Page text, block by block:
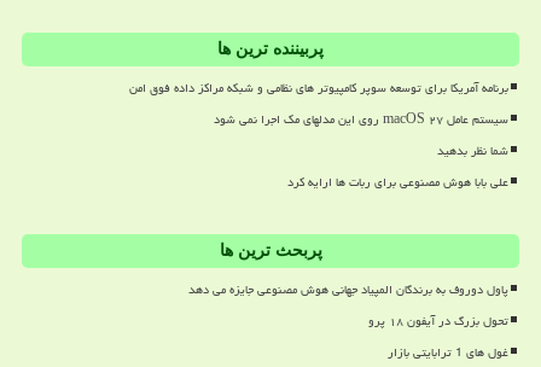
پربیننده ترین ها
برنامه آمریکا برای توسعه سوپر کامپیوتر های نظامی و شبکه مراکز داده فوق امن
سیستم عامل macOS ۲۷ روی این مدلهای مک اجرا نمی شود
شما نظر بدهید
علی بابا هوش مصنوعی برای ربات ها ارایه کرد
پربحث ترین ها
پاول دوروف به برندگان المپیاد جهانی هوش مصنوعی جایزه می دهد
تحول بزرگ در آیفون ۱۸ پرو
غول های 1 ترابایتی بازار